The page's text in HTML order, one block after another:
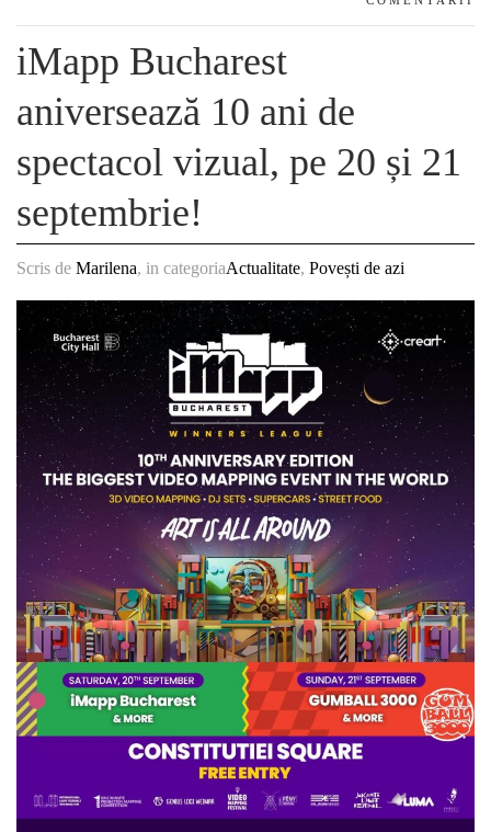
iMapp Bucharest
aniversează 10 ani de
spectacol vizual, pe 20 și 21
septembrie!
Scris de Marilena, in categoriaActualitate, Povești de azi